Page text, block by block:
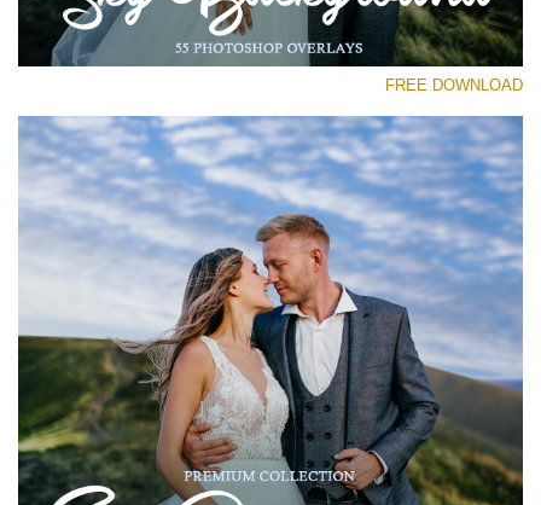
Sky Backgrounds
(55 Overlays)
Sky Boundless
(347 Overlays)
Large 6000*4000px
Entire Collection
Large 6000*4000px
تنزيل مجاني
FREE DOWNLOAD